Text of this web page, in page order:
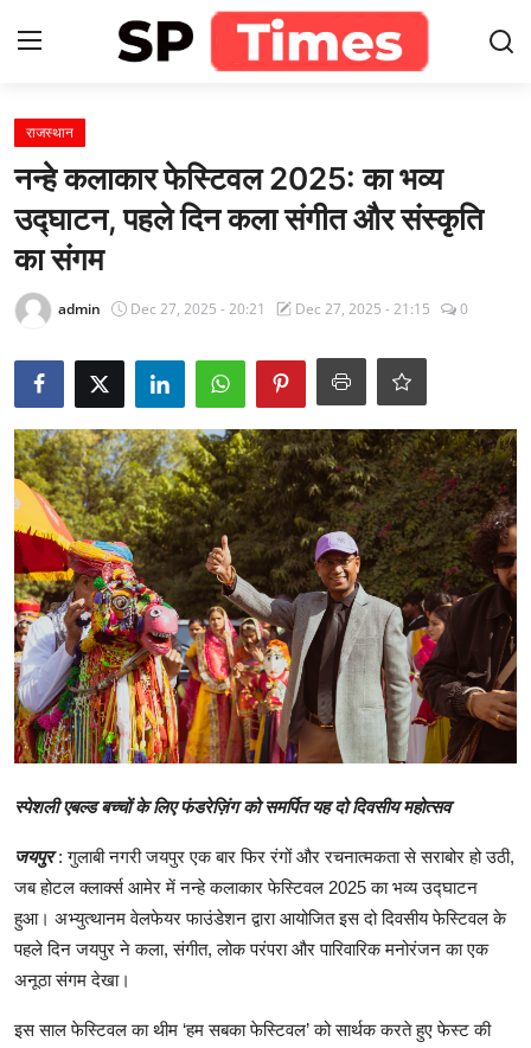
Contact
About
खेल
राजस्थान
मनोरंजन
शिक्षा
लाइफस्टाइल
टेक्नोलॉजी
देश
राजस्थान
नन्हे कलाकार फेस्टिवल 2025: का भव्य
उद्घाटन, पहले दिन कला संगीत और संस्कृति
का संगम
admin Dec 27, 2025 - 20:21 Dec 27, 2025 - 21:15 0
स्पेशली एबल्ड बच्चों के लिए फंडरेज़िंग को समर्पित यह दो दिवसीय महोत्सव
जयपुर: गुलाबी नगरी जयपुर एक बार फिर रंगों और रचनात्मकता से सराबोर हो उठी,
जब होटल क्लार्क्स आमेर में नन्हे कलाकार फेस्टिवल 2025 का भव्य उद्घाटन
हुआ। अभ्युत्थानम वेलफेयर फाउंडेशन द्वारा आयोजित इस दो दिवसीय फेस्टिवल के
पहले दिन जयपुर ने कला, संगीत, लोक परंपरा और पारिवारिक मनोरंजन का एक
अनूठा संगम देखा।
इस साल फेस्टिवल का थीम ‘हम सबका फेस्टिवल’ को सार्थक करते हुए फेस्ट की